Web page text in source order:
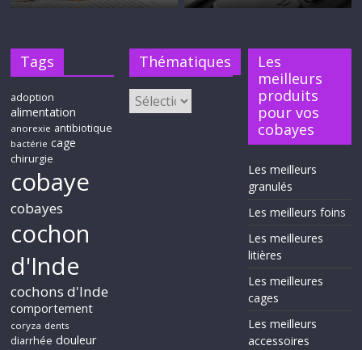
Tags
adoption
alimentation
anorexie antibiotique
bactérie cage
chirurgie
cobaye
cobayes
cochon
d'Inde
cochons d'Inde
comportement
coryza dents
diarrhée douleur
Thématiques
Les
meilleurs
produits
pour vos
cobayes
Les meilleurs
granulés
Les meilleurs foins
Les meilleures
litières
Les meilleures
cages
Les meilleurs
accessoires